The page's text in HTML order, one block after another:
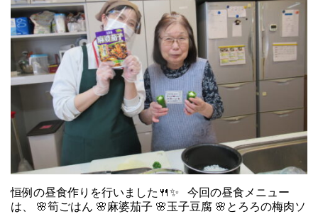
恒例の昼食作りを行いました🍴✨ 今回の昼食メニュー
は、 🌸筍ごはん 🌸麻婆茄子 🌸玉子豆腐 🌸とろろの梅肉ソ